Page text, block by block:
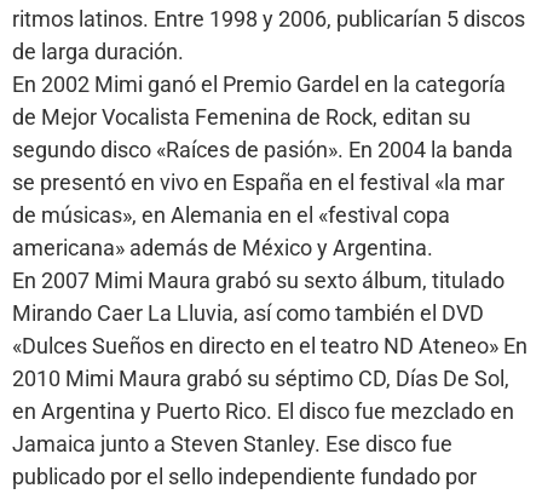
ritmos latinos. Entre 1998 y 2006, publicarían 5 discos
de larga duración.
En 2002 Mimi ganó el Premio Gardel en la categoría
de Mejor Vocalista Femenina de Rock, editan su
segundo disco «Raíces de pasión». En 2004 la banda
se presentó en vivo en España en el festival «la mar
de músicas», en Alemania en el «festival copa
americana» además de México y Argentina.
En 2007 Mimi Maura grabó su sexto álbum, titulado
Mirando Caer La Lluvia, así como también el DVD
«Dulces Sueños en directo en el teatro ND Ateneo» En
2010 Mimi Maura grabó su séptimo CD, Días De Sol,
en Argentina y Puerto Rico. El disco fue mezclado en
Jamaica junto a Steven Stanley. Ese disco fue
publicado por el sello independiente fundado por